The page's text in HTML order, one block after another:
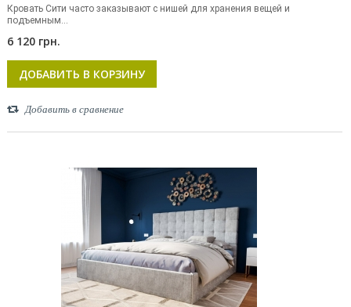
Кровать Сити часто заказывают с нишей для хранения вещей и
подъемным...
6 120 грн.
ДОБАВИТЬ В КОРЗИНУ
Добавить в сравнение